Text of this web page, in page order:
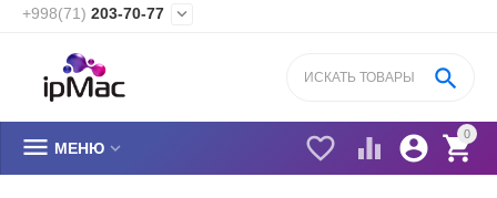
+998(71) 203-70-77 
0


 

 МЕНЮ 